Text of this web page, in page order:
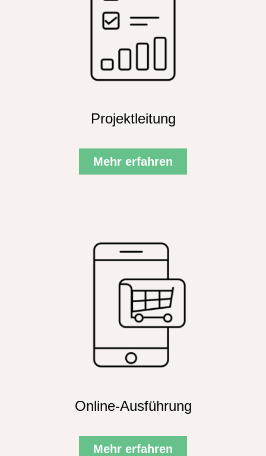
Projektleitung
Mehr erfahren
Online-Ausführung
Mehr erfahren